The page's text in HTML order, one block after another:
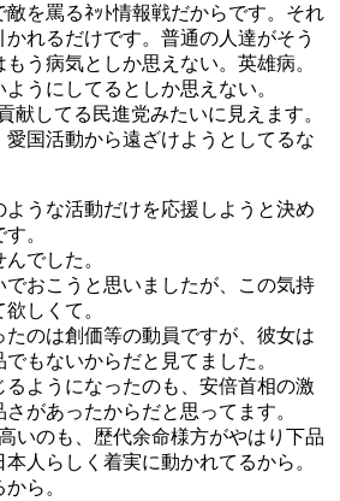
を罵るﾈｯﾄ情報戦だからです。それ
れるだけです。普通の人達がそう
う病気としか思えない。英雄病。
うにしてるとしか思えない。
献してる民進党みたいに見えます。
国活動から遠ざけようとしてるな
うな活動だけを応援しようと決め
。
でした。
おこうと思いましたが、この気持
しくて。
のは創価等の動員ですが、彼女は
でもないからだと見てました。
ようになったのも、安倍首相の激
があったからだと思ってます。
いのも、歴代余命様方がやはり下品
人らしく着実に動かれてるから。
ら。